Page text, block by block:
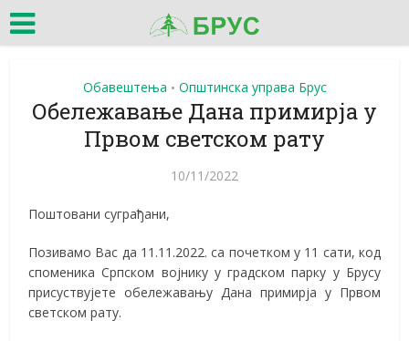
Обавештења • Општинска управа Брус
Обележавање Дана примирја у
Првом светском рату
10/11/2022
Поштовани суграђани,
Позивамо Вас да 11.11.2022. са почетком у 11 сати, код
споменика Српском војнику у градском парку у Брусу
присуствујете обележавању Дана примирја у Првом
светском рату.